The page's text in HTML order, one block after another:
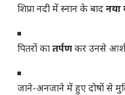
शिप्रा नदी में स्नान के बादनया
पितरों कातर्पणकर उनसे
जाने-अनजाने में हुए दोषों से